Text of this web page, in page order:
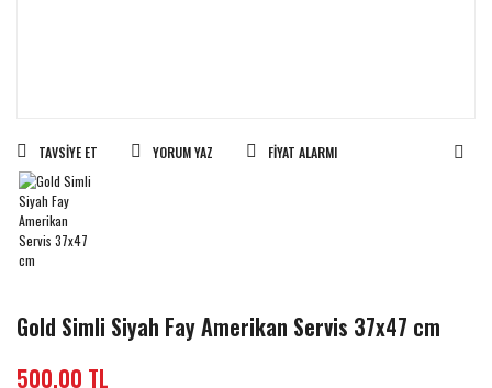
TAVSIYE ET YORUM YAZ FIYAT ALARMI
Gold Simli Siyah Fay Amerikan Servis 37x47 cm
500,00 TL